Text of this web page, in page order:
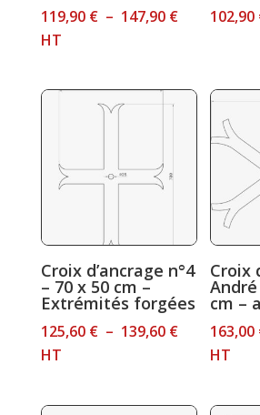
119,90 € – 147,90 €Plage
119,90 €
147,90 €
HT
102,90
Croix d’ancrage n°4
– 70 x 50 cm –
Extrémités forgées
125,60 € – 139,60 €Plage
125,60 €
HT
Croix
André
cm –
163,00
HT